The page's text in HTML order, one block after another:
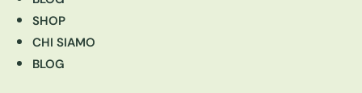
SHOP
CHI SIAMO
BLOG